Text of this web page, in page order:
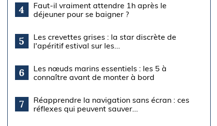
4
Faut-il vraiment attendre 1h après le
déjeuner pour se baigner ?
5
Les crevettes grises : la star discrète de
l'apéritif estival sur les...
6
Les nœuds marins essentiels : les 5 à
connaître avant de monter à bord
7
Réapprendre la navigation sans écran : ces
réflexes qui peuvent sauver...